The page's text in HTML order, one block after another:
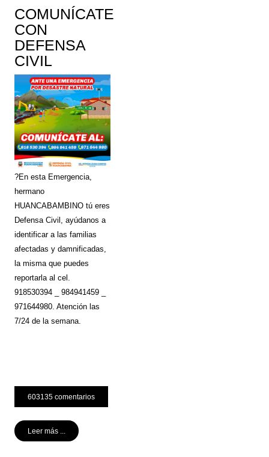
COMUNÍCATE
CON
DEFENSA
CIVIL
?En esta Emergencia,
hermano
HUANCABAMBINO tú eres
Defensa Civil, ayúdanos a
identificar a las familias
afectadas y damnificadas,
la misma que puedes
reportarla al cel.
918530394 _ 984941459 _
971644980. Atención las
7/24 de la semana.
603135 comentarios
Leer más ...